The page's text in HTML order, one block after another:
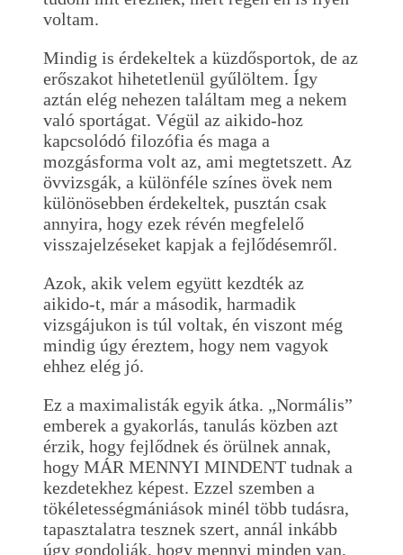
voltam.
Mindig is érdekeltek a küzdősportok, de az
erőszakot hihetetlenül gyűlöltem. Így
aztán elég nehezen találtam meg a nekem
való sportágat. Végül az aikido-hoz
kapcsolódó filozófia és maga a
mozgásforma volt az, ami megtetszett. Az
övvizsgák, a különféle színes övek nem
különösebben érdekeltek, pusztán csak
annyira, hogy ezek révén megfelelő
visszajelzéseket kapjak a fejlődésemről.
Azok, akik velem együtt kezdték az
aikido-t, már a második, harmadik
vizsgájukon is túl voltak, én viszont még
mindig úgy éreztem, hogy nem vagyok
ehhez elég jó.
Ez a maximalisták egyik átka. „Normális”
emberek a gyakorlás, tanulás közben azt
érzik, hogy fejlődnek és örülnek annak,
hogy MÁR MENNYI MINDENT tudnak a
kezdetekhez képest. Ezzel szemben a
tökéletességmániások minél több tudásra,
tapasztalatra tesznek szert, annál inkább
úgy gondolják, hogy mennyi minden van,